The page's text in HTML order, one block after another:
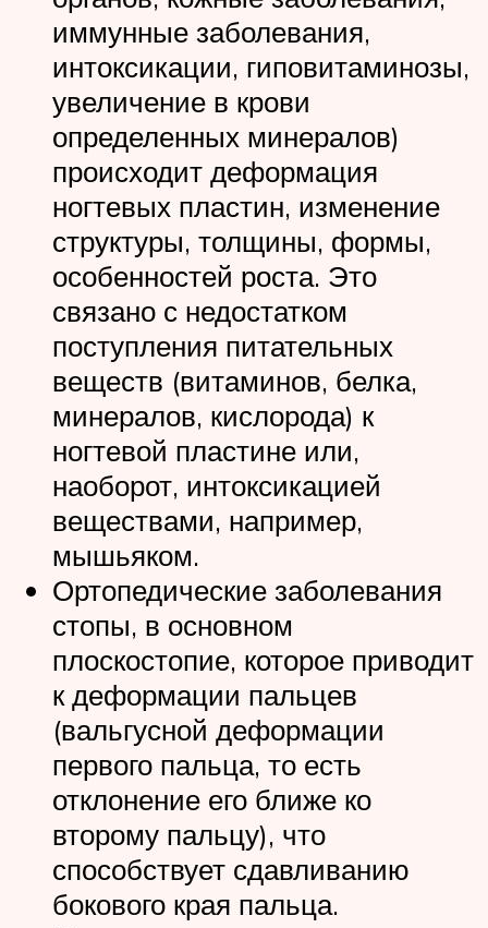
иммунные заболевания,
интоксикации, гиповитаминозы,
увеличение в крови
определенных минералов)
происходит деформация
ногтевых пластин, изменение
структуры, толщины, формы,
особенностей роста. Это
связано с недостатком
поступления питательных
веществ (витаминов, белка,
минералов, кислорода) к
ногтевой пластине или,
наоборот, интоксикацией
веществами, например,
мышьяком.
Ортопедические заболевания
стопы, в основном
плоскостопие, которое приводит
к деформации пальцев
(вальгусной деформации
первого пальца, то есть
отклонение его ближе ко
второму пальцу), что
способствует сдавливанию
бокового края пальца.